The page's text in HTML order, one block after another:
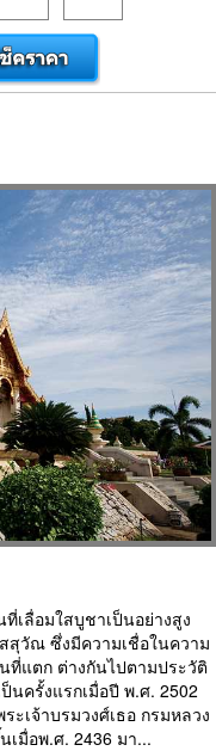
เลื่อมใสบูชาเป็นอย่างสูง
สุวัณ ซึ่งมีความเชื่อในความ
แตก ต่างกันไปตามประวัติ
นครั้งแรกเมื่อปี พ.ศ. 2502
เจ้าบรมวงศ์เธอ กรมหลวง
เมื่อพ.ศ. 2436 มา...